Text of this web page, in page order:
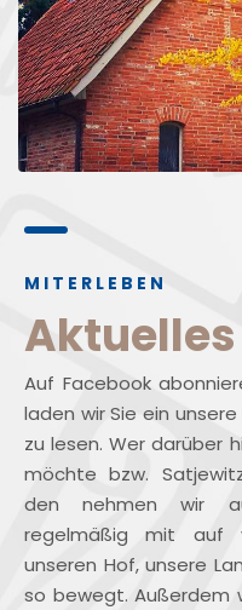
MITERLEBEN
Auf Facebook
laden wir Sie ein
zu lesen. Wer darüber
möchte bzw.
den nehmen wir
regelmäßig mit auf
unseren Hof, unsere
so bewegt. Außerdem